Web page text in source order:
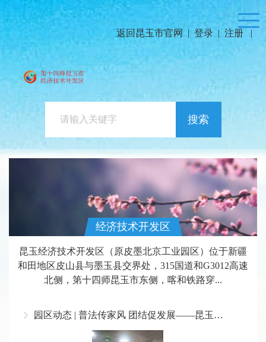
返回昆玉市官网 | 登录 | 注册 |
搜索
经济技术开发区
昆玉经济技术开发区（原皮墨北京工业园区）位于新疆
和田地区皮山县与墨玉县交界处，315国道和G3012高速
北侧，第十四师昆玉市东侧，喀和铁路穿...
园区动态 | 普法传家风 团结促发展——昆玉经开区联合昆晟纺织开展主题教育活动